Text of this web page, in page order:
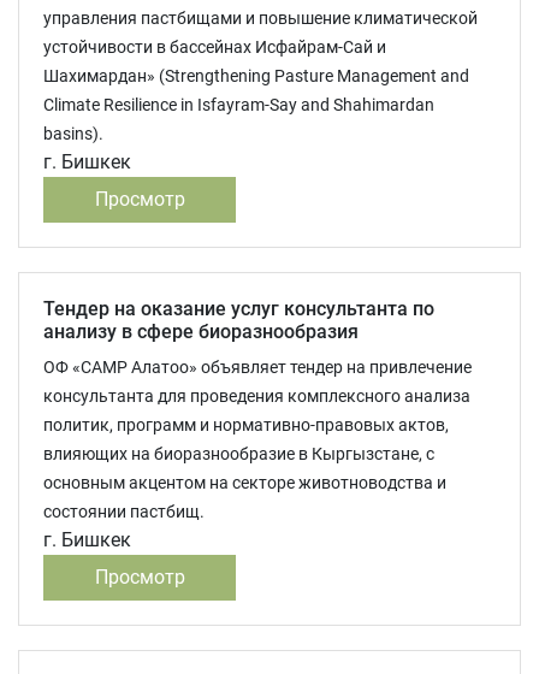
управления пастбищами и повышение климатической
устойчивости в бассейнах Исфайрам-Сай и
Шахимардан» (Strengthening Pasture Management and
Climate Resilience in Isfayram-Say and Shahimardan
basins).
г. Бишкек
Просмотр
Тендер на оказание услуг консультанта по
анализу в сфере биоразнообразия
ОФ «САМР Алатоо» объявляет тендер на привлечение
консультанта для проведения комплексного анализа
политик, программ и нормативно-правовых актов,
влияющих на биоразнообразие в Кыргызстане, с
основным акцентом на секторе животноводства и
состоянии пастбищ.
г. Бишкек
Просмотр